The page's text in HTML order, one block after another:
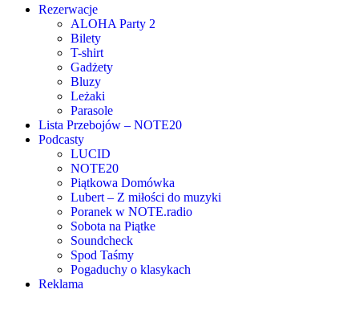
Rezerwacje
ALOHA Party 2
Bilety
T-shirt
Gadżety
Bluzy
Leżaki
Parasole
Lista Przebojów – NOTE20
Podcasty
LUCID
NOTE20
Piątkowa Domówka
Lubert – Z miłości do muzyki
Poranek w NOTE.radio
Sobota na Piątke
Soundcheck
Spod Taśmy
Pogaduchy o klasykach
Reklama